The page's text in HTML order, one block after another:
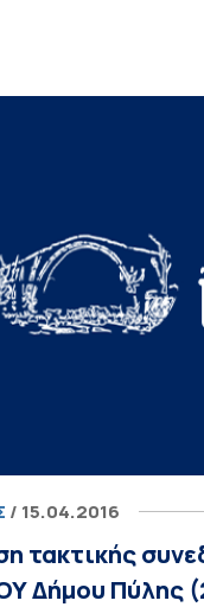
/ 15.04.2016
τακτικής
Δήμου Πύλης